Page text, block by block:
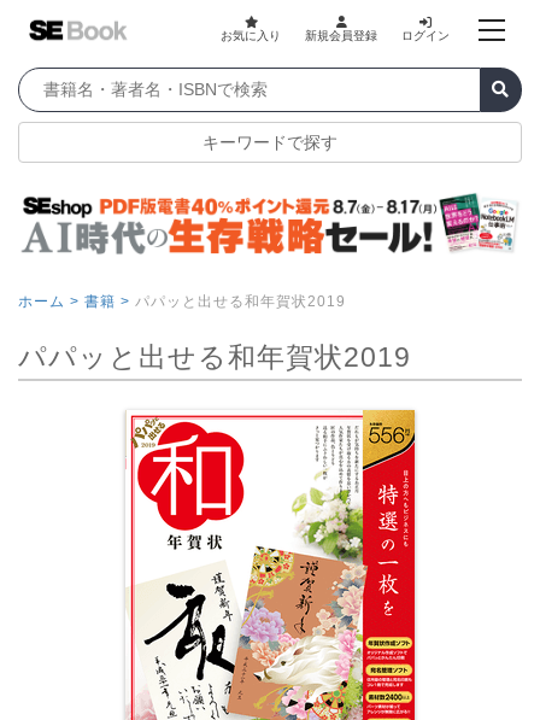
お気に入り 新規会員登録 ログイン
キーワードで探す
ホーム > 書籍 > パパッと出せる和年賀状2019
パパッと出せる和年賀状2019